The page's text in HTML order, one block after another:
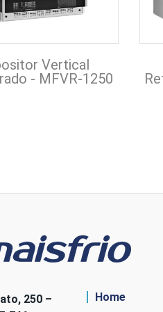
Vertical
- MFVR-1250
250 –
Home